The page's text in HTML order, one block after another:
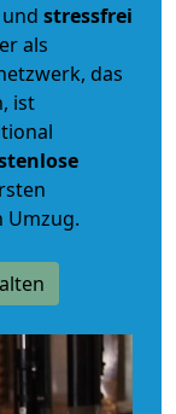
und stressfrei
als
das
ist
Umzug.